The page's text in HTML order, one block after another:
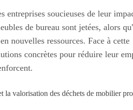
entreprises soucieuses de leur
de bureau sont jetées, alors
nouvelles ressources. Face à cette
concrètes pour réduire leur
la valorisation des déchets de mobilier